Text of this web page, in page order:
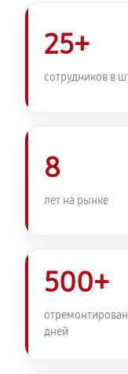
Ремонт
Romatica NICR 525
740
25+
сотрудников в
8
лет на рынке
500+
дней